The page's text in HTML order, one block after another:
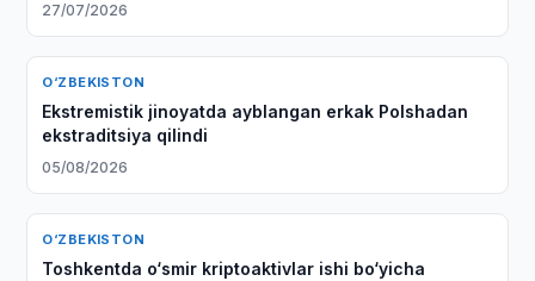
27/07/2026
O‘ZBEKISTON
Ekstremistik jinoyatda ayblangan erkak Polshadan
ekstraditsiya qilindi
05/08/2026
O‘ZBEKISTON
Toshkentda o‘smir kriptoaktivlar ishi bo‘yicha